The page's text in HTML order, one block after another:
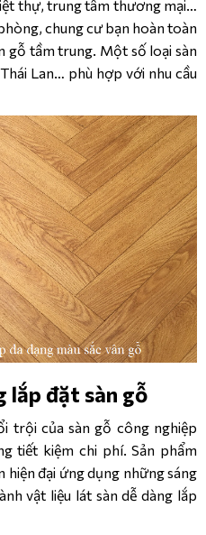
thự, trung tâm thương mại…
chung cư bạn hoàn toàn
gỗ tầm trung. Một số loại sàn
Lan… phù hợp với nhu cầu
lắp đặt sàn gỗ
trội của sàn gỗ công nghiệp
tiết kiệm chi phí. Sản phẩm
hiện đại ứng dụng những sáng
vật liệu lát sàn dễ dàng lắp